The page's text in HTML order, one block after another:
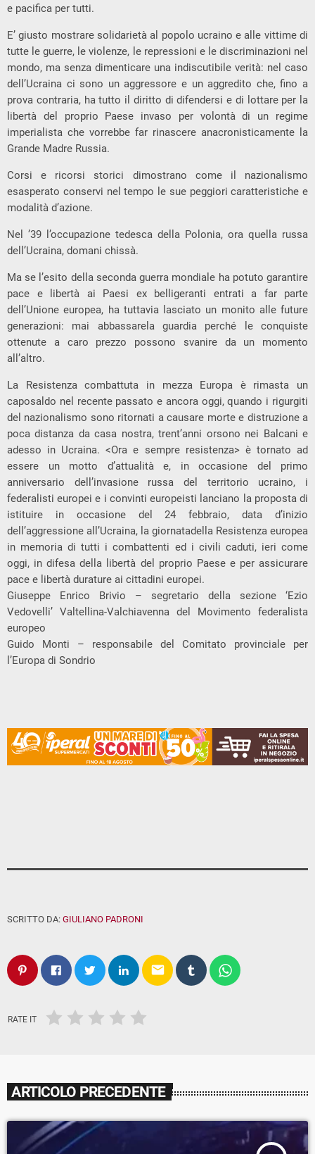
e pacifica per tutti.
E’ giusto mostrare solidarietà al popolo ucraino e alle vittime di
tutte le guerre, le violenze, le repressioni e le discriminazioni nel
mondo, ma senza dimenticare una indiscutibile verità: nel caso
dell’Ucraina ci sono un aggressore e un aggredito che, fino a
prova contraria, ha tutto il diritto di difendersi e di lottare per la
libertà del proprio Paese invaso per volontà di un regime
imperialista che vorrebbe far rinascere anacronisticamente la
Grande Madre Russia.
Corsi e ricorsi storici dimostrano come il nazionalismo
esasperato conservi nel tempo le sue peggiori caratteristiche e
modalità d’azione.
Nel ’39 l’occupazione tedesca della Polonia, ora quella russa
dell’Ucraina, domani chissà.
Ma se l’esito della seconda guerra mondiale ha potuto garantire
pace e libertà ai Paesi ex belligeranti entrati a far parte
dell’Unione europea, ha tuttavia lasciato un monito alle future
generazioni: mai abbassarela guardia perché le conquiste
ottenute a caro prezzo possono svanire da un momento
all’altro.
La Resistenza combattuta in mezza Europa è rimasta un
caposaldo nel recente passato e ancora oggi, quando i rigurgiti
del nazionalismo sono ritornati a causare morte e distruzione a
poca distanza da casa nostra, trent’anni orsono nei Balcani e
adesso in Ucraina. <Ora e sempre resistenza> è tornato ad
essere un motto d’attualità e, in occasione del primo
anniversario dell’invasione russa del territorio ucraino, i
federalisti europei e i convinti europeisti lanciano la proposta di
istituire in occasione del 24 febbraio, data d’inizio
dell’aggressione all’Ucraina, la giornatadella Resistenza europea
in memoria di tutti i combattenti ed i civili caduti, ieri come
oggi, in difesa della libertà del proprio Paese e per assicurare
pace e libertà durature ai cittadini europei.
Giuseppe Enrico Brivio – segretario della sezione ‘Ezio
Vedovelli’ Valtellina-Valchiavenna del Movimento federalista
europeo
Guido Monti – responsabile del Comitato provinciale per
l’Europa di Sondrio
SCRITTO DA: GIULIANO PADRONI
email
RATE IT
ARTICOLO PRECEDENTE